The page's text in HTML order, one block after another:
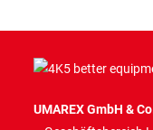
UMAREX GmbH &